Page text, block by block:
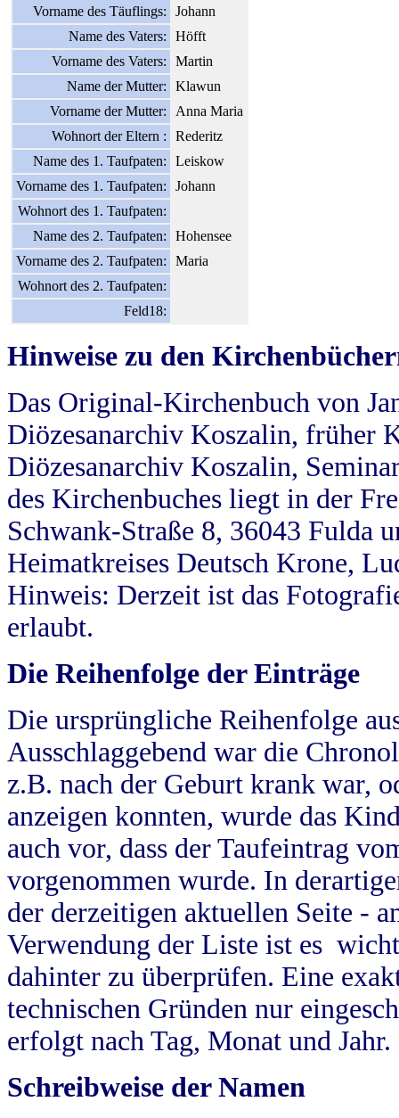
Vorname des Täuflings:
Johann
Name des Vaters:
Höfft
Vorname des Vaters:
Martin
Name der Mutter:
Klawun
Vorname der Mutter:
Anna Maria
Wohnort der Eltern :
Rederitz
Name des 1. Taufpaten:
Leiskow
Vorname des 1. Taufpaten:
Johann
Wohnort des 1. Taufpaten:
Name des 2. Taufpaten:
Hohensee
Vorname des 2. Taufpaten:
Maria
Wohnort des 2. Taufpaten:
Feld18:
Hinweise zu den
Das Original-Kirchenbuch von
Diözesanarchiv Koszalin, früher
Diözesanarchiv Koszalin,
des Kirchenbuches liegt in der
Schwank-Straße 8, 36043 Fulda
Heimatkreises Deutsch Krone,
Hinweis: Derzeit ist das
erlaubt.
Die Reihenfolge der Einträge
Die ursprüngliche Reihenfolge
Ausschlaggebend war die
z.B. nach der Geburt krank war,
anzeigen konnten, wurde das
auch vor, dass der Taufeintrag
vorgenommen wurde. In
der derzeitigen aktuellen Seite -
Verwendung der Liste ist es
dahinter zu überprüfen. Eine
technischen Gründen nur
erfolgt nach Tag, Monat und Jahr.
Schreibweise der Namen